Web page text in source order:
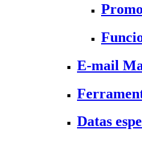
E-mail
Datas